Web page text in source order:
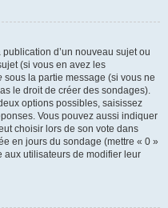
d’un nouveau sujet ou
(si vous en avez les
sous la partie message (si vous ne
le droit de créer des sondages).
options possibles, saisissez
Vous pouvez aussi indiquer
choisir lors de son vote dans
en jours du sondage (mettre « 0 »
aux utilisateurs de modifier leur